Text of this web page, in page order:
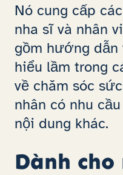
Nó cung cấp
nha sĩ và nhân
gồm hướng dẫn
hiểu lầm trong
về chăm sóc
nhân có nhu
nội dung khác.
Dành